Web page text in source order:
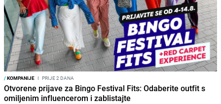
/KOMPANIJE I PRIJE 2 DANA
Otvorene prijave za Bingo Festival Fits: Odaberite outfit s
omiljenim influencerom i zablistajte